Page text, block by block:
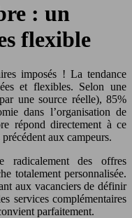
: un
flexible
imposés ! La tendance
et flexibles. Selon une
une source réelle), 85%
dans l’organisation de
répond directement à ce
aux campeurs.
radicalement des offres
totalement personnalisée.
aux vacanciers de définir
services complémentaires
parfaitement.